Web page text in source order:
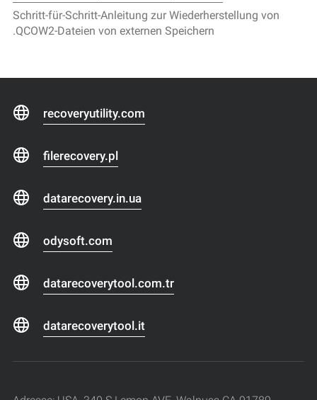
Schritt-für-Schritt-Anleitung zur Wiederherstellung von
.QCOW2-Dateien von externen Speichern
recoveryutility.com
filerecovery.pl
datarecovery.in.ua
odysoft.com
datarecoverytool.com.tr
datarecoverytool.it